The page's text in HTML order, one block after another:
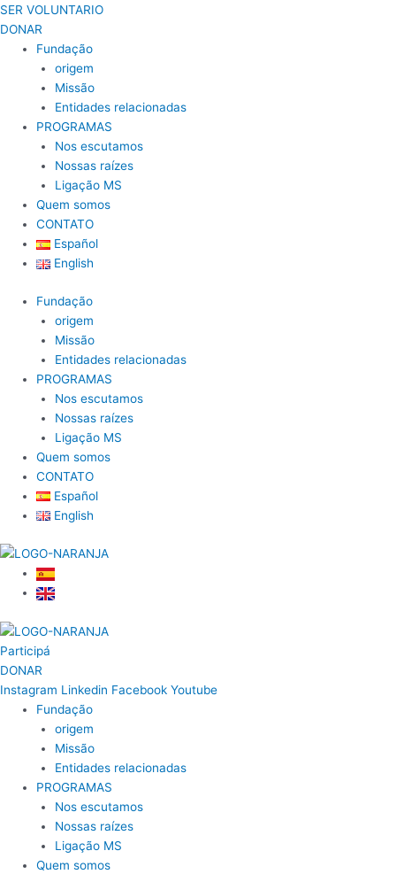
Skip
to
content
SER VOLUNTARIO
DONAR
Fundação
origem
Missão
Entidades relacionadas
PROGRAMAS
Nos escutamos
Nossas raízes
Ligação MS
Quem somos
CONTATO
Español
English
Fundação
origem
Missão
Entidades relacionadas
PROGRAMAS
Nos escutamos
Nossas raízes
Ligação MS
Quem somos
CONTATO
Español
English
Participá
DONAR
Instagram Linkedin Facebook Youtube
Fundação
origem
Missão
Entidades relacionadas
PROGRAMAS
Nos escutamos
Nossas raízes
Ligação MS
Quem somos